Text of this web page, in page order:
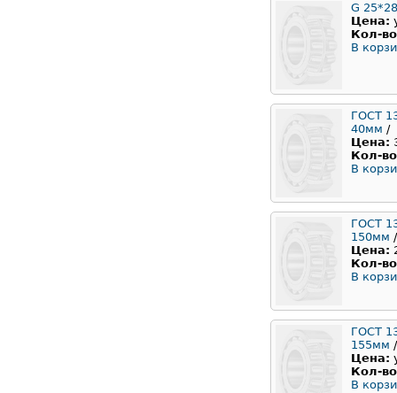
G
Цена:
Кол-
В
ГОСТ
40мм /
Цена:
Кол-
В
ГОСТ
150мм /
Цена:
Кол-
В
ГОСТ
155мм /
Цена:
Кол-
В